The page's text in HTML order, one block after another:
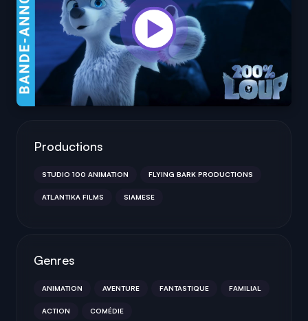
Productions
STUDIO 100 ANIMATION FLYING BARK PRODUCTIONS
ATLANTIKA FILMS SIAMESE
Genres
ANIMATION AVENTURE FANTASTIQUE FAMILIAL
ACTION COMÉDIE